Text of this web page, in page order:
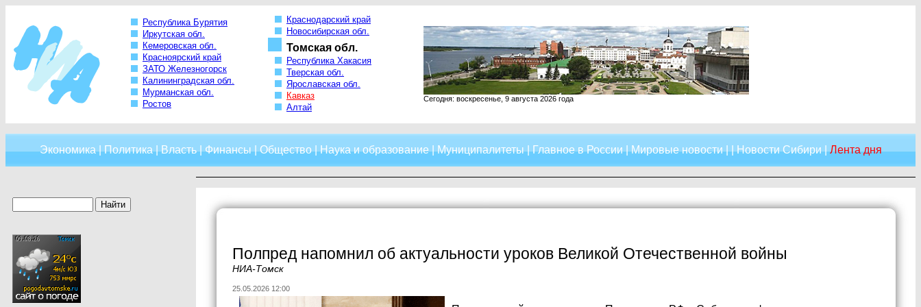
Республика Бурятия
Иркутская обл.
Кемеровская обл.
Красноярский край
ЗАТО Железногорск
Калининградская обл.
Мурманская обл.
Ростов
Краснодарский край
Новосибирская обл.
Томская обл.
Республика Хакасия
Тверская обл.
Ярославская обл.
Кавказ
Алтай
Сегодня: воскресенье, 9 августа 2026 года
Экономика|Политика|Власть|Финансы|Общество|Наука и образование|Муниципалитеты|Главное в России|Мировые новости| |Новости Сибири|Лента дня
Полпред напомнил об актуальности уроков Великой Отечественной войны
НИА-Томск
25.05.2026 12:00